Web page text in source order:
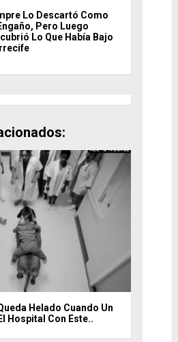
Lo Descartó Como
Pero Luego
Lo Que Había Bajo
Helado Cuando Un
Hospital Con Este..